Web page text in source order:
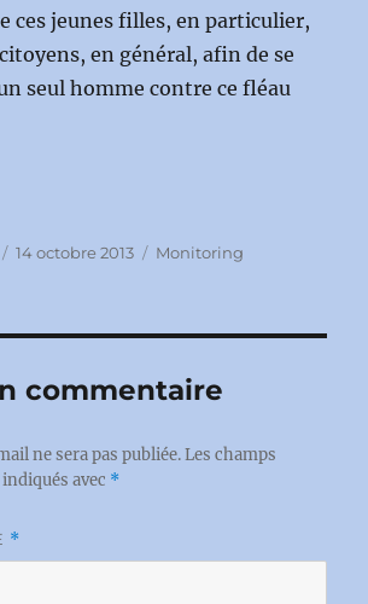
ces jeunes filles, en particulier,
en général, afin de se
seul homme contre ce fléau
Publié
14 octobre 2013 Catégories
Monitoring
commentaire
ne sera pas publiée. Les champs
avec *
*